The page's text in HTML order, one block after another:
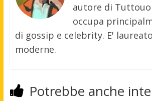
autore di
occupa
di gossip e celebrity. E'
moderne.
Potrebbe anche